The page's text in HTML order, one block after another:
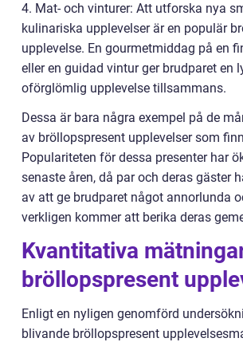
4. Mat- och vinturer: Att utforska nya
kulinariska upplevelser är en populär
upplevelse. En gourmetmiddag på en
eller en guidad vintur ger brudparet en
oförglömlig upplevelse tillsammans.
Dessa är bara några exempel på de
av bröllopspresent upplevelser som
Populariteten för dessa presenter har
senaste åren, då par och deras gäster
av att ge brudparet något annorlunda
verkligen kommer att berika deras
Kvantitativa
bröllopspresent
Enligt en nyligen genomförd
blivande bröllopspresent